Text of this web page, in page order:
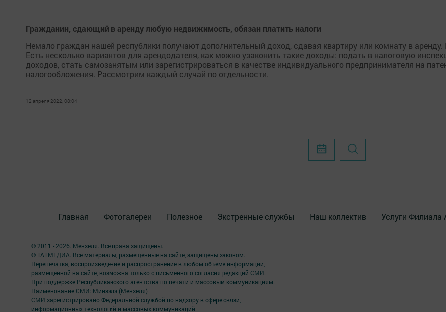
Гражданин, сдающий в аренду любую недвижимость, обязан платить налоги
Немало граждан нашей республики получают дополнительный доход, сдавая квартиру или комнату в аренду.
Есть несколько вариантов для арендодателя, как можно узаконить такие доходы: подать в налоговую
доходов, стать самозанятым или зарегистрироваться в качестве индивидуального предпринимателя на
налогообложения. Рассмотрим каждый случай по отдельности.
12 апреля 2022, 08:04
Главная Фотогалереи Полезное Экстренные службы Наш коллектив Услуги
© 2011 - 2026. Мензеля. Все права защищены.
© ТАТМЕДИА. Все материалы, размещенные на сайте, защищены законом.
Перепечатка, воспроизведение и распространение в любом объеме информации,
размещенной на сайте, возможна только с письменного согласия редакций СМИ.
При поддержке Республиканского агентства по печати и массовым коммуникациям.
Наименование СМИ: Минзэлэ (Мензеля)
СМИ зарегистрировано Федеральной службой по надзору в сфере связи,
информационных технологий и массовых коммуникаций